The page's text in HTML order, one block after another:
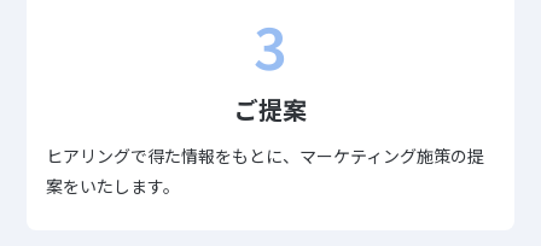
3
ご提案
ヒアリングで得た情報をもとに、マーケティング施策の提
案をいたします。